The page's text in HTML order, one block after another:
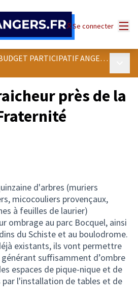
Se connecter
LES RÉALISATIONS DU BUDGET PARTICIPATIF ANGEVIN
près de la
d'arbres (muriers
micocouliers provençaux,
à feuilles de laurier)
ombrage au parc Bocquel, ainsi
du Schiste et au boulodrome.
existants, ils vont permettre
​suffisamment d’ombre
espaces de pique-nique et de
l'installation de tables et de